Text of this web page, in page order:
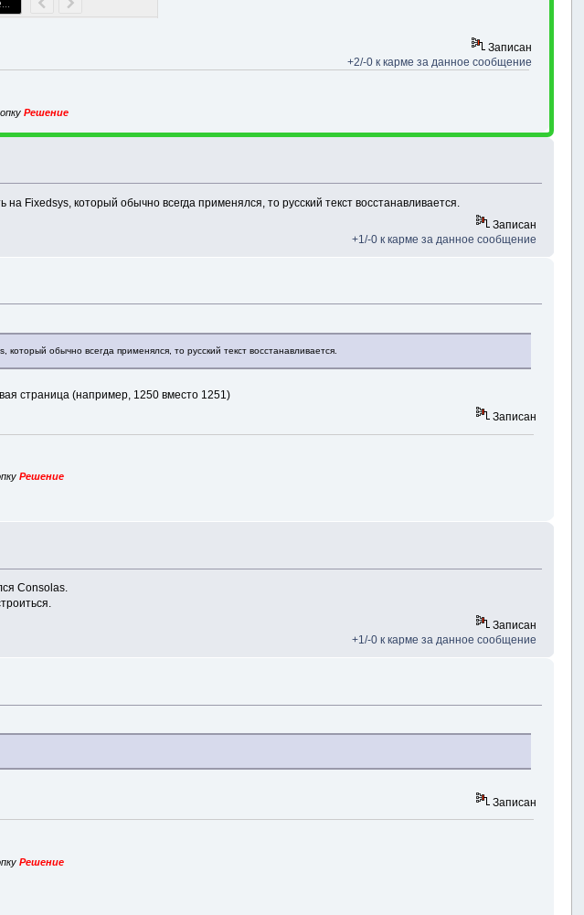
Записан
+2/-0 к карме за данное сообщение
Решение
который обычно всегда применялся, то русский текст восстанавливается.
Записан
+1/-0 к карме за данное сообщение
обычно всегда применялся, то русский текст восстанавливается.
страница (например, 1250 вместо 1251)
Записан
Решение
Consolas.
Записан
+1/-0 к карме за данное сообщение
Записан
Решение